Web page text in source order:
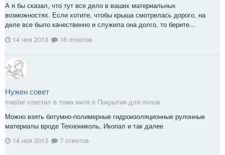
А я бы сказал, что тут все дело в ваших материальных
возможностях. Если хотите, чтобы крыша смотрелась дорого, на
деле все было качественно и служила она долго, то берите...
14 ноя 2013
16 ответов
Нужен совет
master ответил в тема митя в Покрытия для полов
Можно взять битумно-полимерные гидроизоляционные рулонные
материалы вроде Технониколь, Икопал и так далее
14 ноя 2013
7 ответов